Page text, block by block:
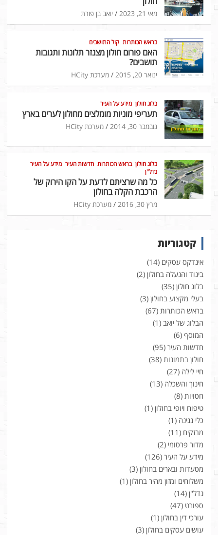
מאי 21, 2023 יואב בן פורת
בראש הכותרות קול התושבים
האם פורום חולון מצנזר תלונות ותגובות
תושבים?
ינואר 20, 2015 מערכת HCity
בלוג חולון מידע על העיר
תעריפי מוניות מומלצים מחולון לערים בארץ
נובמבר 30, 2014 מערכת HCity
בלוג חולון בראש הכותרות חדשות העיר מידע על העיר
נדל"ן
כל מה שרציתם לדעת על הקו הירוק של
הרכבת הקלה בחולון
מרץ 30, 2016 מערכת HCity
קטגוריות
אינדקס עסקים (14)
ביגוד והנעלה בחולון (2)
בלוג חולון (35)
בעלי מקצוע בחולון (3)
בראש הכותרות (67)
הבלוג של יואב (1)
המוסף (6)
חדשות העיר (95)
חולון בתמונות (38)
חיי לילה (27)
חינוך והשכלה (13)
חסויות (8)
טיפוח ויופי בחולון (1)
כלי נגינה (1)
מבזקים (11)
מדור פרסומי (2)
מידע על העיר (126)
מסעדות ובארים בחולון (3)
משלוחים ומזון מהיר בחולון (1)
נדל"ן (14)
ספורט (47)
עורכי דין בחולון (1)
עושים עסקים בחולון (3)